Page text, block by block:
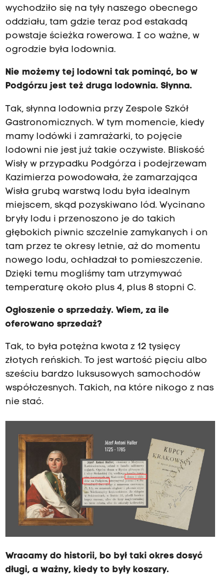
wychodziło się na tyły naszego obecnego
oddziału, tam gdzie teraz pod estakadą
powstaje ścieżka rowerowa. I co ważne, w
ogrodzie była lodownia.
Nie możemy tej lodowni tak pominąć, bo w
Podgórzu jest też druga lodownia. Słynna.
Tak, słynna lodownia przy Zespole Szkół
Gastronomicznych. W tym momencie, kiedy
mamy lodówki i zamrażarki, to pojęcie
lodowni nie jest już takie oczywiste. Bliskość
Wisły w przypadku Podgórza i podejrzewam
Kazimierza powodowała, że zamarzająca
Wisła grubą warstwą lodu była idealnym
miejscem, skąd pozyskiwano lód. Wycinano
bryły lodu i przenoszono je do takich
głębokich piwnic szczelnie zamykanych i on
tam przez te okresy letnie, aż do momentu
nowego lodu, ochładzał to pomieszczenie.
Dzięki temu mogliśmy tam utrzymywać
temperaturę około plus 4, plus 8 stopni C.
Ogłoszenie o sprzedaży. Wiem, za ile
oferowano sprzedaż?
Tak, to była potężna kwota z 12 tysięcy
złotych reńskich. To jest wartość pięciu albo
sześciu bardzo luksusowych samochodów
współczesnych. Takich, na które nikogo z nas
nie stać.
Wracamy do historii, bo był taki okres dosyć
długi, a ważny, kiedy to były koszary.